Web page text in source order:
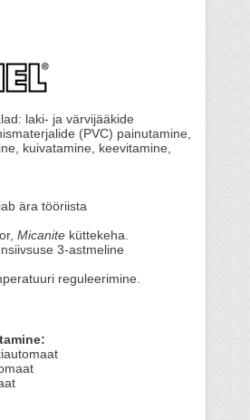
laki- ja värvijääkide
(PVC) painutamine,
kuivatamine, keevitamine,
ära tööriista
Micanite küttekeha.
3-astmeline
reguleerimine.